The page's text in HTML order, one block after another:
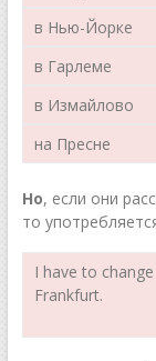
в Нью-Йорке
в Гарлеме
в Измайлово
на Пресне
Но, если они
то
I have to change
Frankfurt.